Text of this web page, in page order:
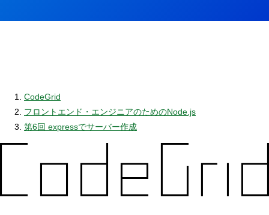
CodeGrid
フロントエンド・エンジニアのためのNode.js
第6回 expressでサーバー作成